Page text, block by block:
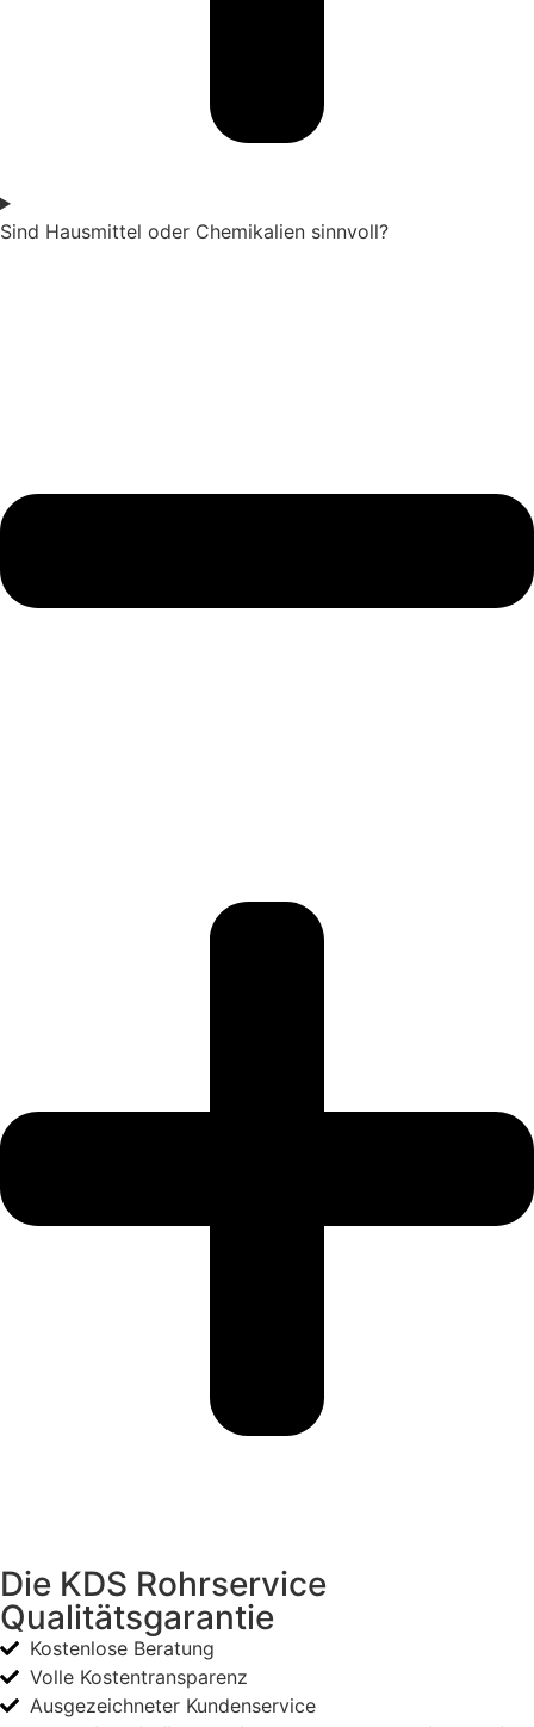
Sind Hausmittel oder Chemikalien sinnvoll?
Die KDS Rohrservice
Qualitätsgarantie
Kostenlose Beratung
Volle Kostentransparenz
Ausgezeichneter Kundenservice